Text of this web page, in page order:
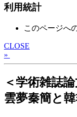
利用統計
このページへ
CLOSE
»
＜学術雑誌論
雲夢秦簡と